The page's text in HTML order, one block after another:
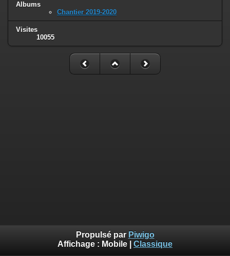
Albums
Chantier 2019-2020
Visites
10055
Propulsé par Piwigo
Affichage : Mobile Classique